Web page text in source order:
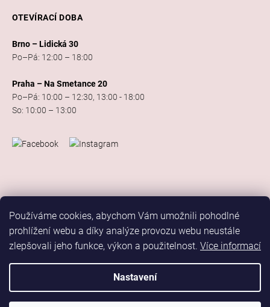
Používáme cookies, abychom Vám umožnili pohodlné
prohlížení webu a díky analýze provozu webu neustále
zlepšovali jeho funkce, výkon a použitelnost. Více informací
Nastavení
OTEVÍRACÍ DOBA
Brno – Lidická 30
Po–Pá: 12:00 – 18:00
Praha – Na Smetance 20
Po–Pá: 10:00 – 12:30, 13:00 - 18:00
So: 10:00 – 13:00
Vytvořil Shoptet
Elis Dance Sport . Všechna práva vyhrazena.
Upravit nastavení cookiesMarketing